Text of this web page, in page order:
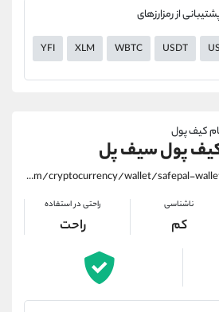
از رمزارزهای
YFI XLM WBTC USDT
کیف پول
پول سیف پل
https://alirezamehrabi.com/cryptocurrency/wallet/safepal-wallet
ناشناسی
کم
راحتی در استفاده
راحت